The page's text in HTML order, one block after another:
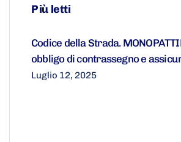
Più letti
Codice della Strada.
obbligo di contrassegno e
Luglio 12, 2025